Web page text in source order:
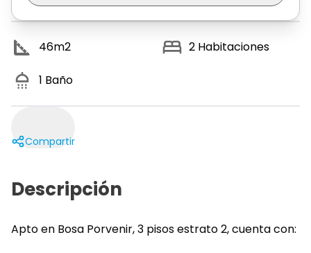
46m2 2 Habitaciones
1 Baño
Compartir
Descripción
Apto en Bosa Porvenir, 3 pisos estrato 2, cuenta con: